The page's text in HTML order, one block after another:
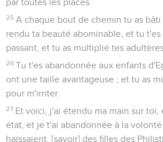
par toutes les places.
25 A chaque bout de chemin tu as
rendu ta beauté abominable, et tu
passant, et tu as multiplié tes
26 Tu t'es abandonnée aux enfants
ont une taille avantageuse ; et tu as
pour m'irriter.
27 Et voici, j'ai étendu ma main sur
état, et je t'ai abandonnée à la
haïssaient, [savoir] des filles des